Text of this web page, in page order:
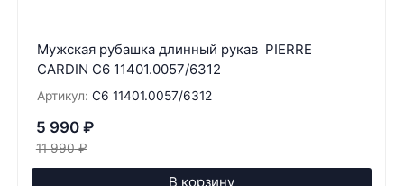
Мужская рубашка длинный рукав PIERRE
CARDIN C6 11401.0057/6312
Артикул: C6 11401.0057/6312
5 990 ₽
11 990 ₽
В корзину